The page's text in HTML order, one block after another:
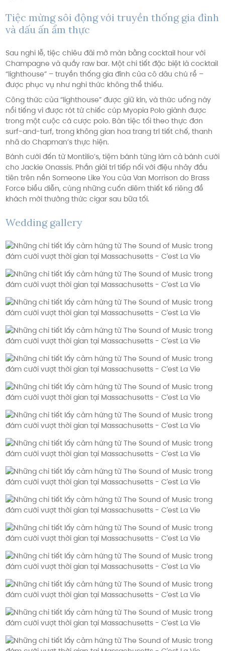
Tiệc mừng sôi động với truyền thống gia đình
và dấu ấn ẩm thực
Sau nghi lễ, tiệc chiêu đãi mở màn bằng cocktail hour với
Champagne và quầy raw bar. Một chi tiết đặc biệt là cocktail
“lighthouse” – truyền thống gia đình của cô dâu chú rể –
được phục vụ như nghi thức không thể thiếu.
Công thức của “lighthouse” được giữ kín, và thức uống này
nổi tiếng vì được rót từ chiếc cúp Myopia Polo giành được
trong một cuộc cá cược polo. Bàn tiệc tối theo thực đơn
surf-and-turf, trong không gian hoa trang trí tiết chế, thanh
nhã do Chapman’s thực hiện.
Bánh cưới đến từ Montilio’s, tiệm bánh từng làm cả bánh cưới
cho Jackie Onassis. Phần giải trí tiếp nối với điệu nhảy đầu
tiên trên nền Someone Like You của Van Morrison do Brass
Force biểu diễn, cùng những cuốn diêm thiết kế riêng để
khách mời thưởng thức cigar sau bữa tối.
Wedding gallery